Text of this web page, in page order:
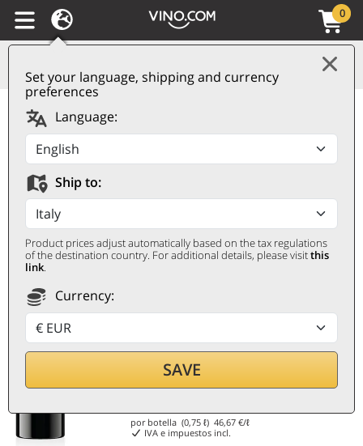
Set your language, shipping and currency
preferences
Language:
Ship to:
Product prices adjust automatically based on the tax regulations
of the destination country. For additional details, please visitthis
link.
Currency:
SAVE
0
Toscana IGT Rosso
Francesca Romana
2020 Terenzi
TERENZI
0,75 ℓ
35€
por botella (0,75 ℓ)46,67 €/ℓ
IVA e impuestos incl.